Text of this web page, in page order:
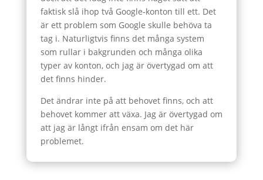
faktisk slå ihop två Google-konton till ett. Det
är ett problem som Google skulle behöva ta
tag i. Naturligtvis finns det många system
som rullar i bakgrunden och många olika
typer av konton, och jag är övertygad om att
det finns hinder.
Det ändrar inte på att behovet finns, och att
behovet kommer att växa. Jag är övertygad om
att jag är långt ifrån ensam om det här
problemet.